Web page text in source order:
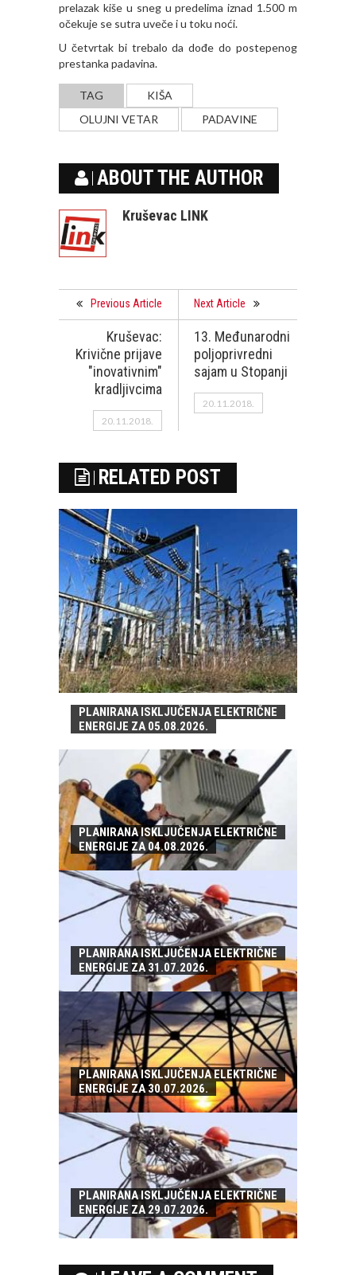
prelazak kiše u sneg u predelima iznad 1.500 m
očekuje se sutra uveče i u toku noći.
U četvrtak bi trebalo da dođe do postepenog
prestanka padavina.
TAG
KIŠA
OLUJNI VETAR
PADAVINE
ABOUT THE AUTHOR
Kruševac LINK
Previous Article
Kruševac:
Krivične prijave
"inovativnim"
kradljivcima
20.11.2018.
Next Article
13. Međunarodni
poljoprivredni
sajam u Stopanji
20.11.2018.
RELATED POST
PLANIRANA ISKLJUČENJA ELEKTRIČNE
ENERGIJE ZA 05.08.2026.
PLANIRANA ISKLJUČENJA ELEKTRIČNE
ENERGIJE ZA 04.08.2026.
PLANIRANA ISKLJUČENJA ELEKTRIČNE
ENERGIJE ZA 31.07.2026.
PLANIRANA ISKLJUČENJA ELEKTRIČNE
ENERGIJE ZA 30.07.2026.
PLANIRANA ISKLJUČENJA ELEKTRIČNE
ENERGIJE ZA 29.07.2026.